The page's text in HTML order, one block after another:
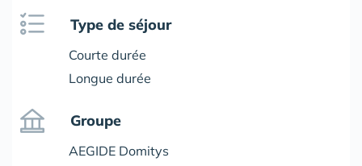
Type de séjour
Courte durée
Longue durée
Groupe
AEGIDE Domitys